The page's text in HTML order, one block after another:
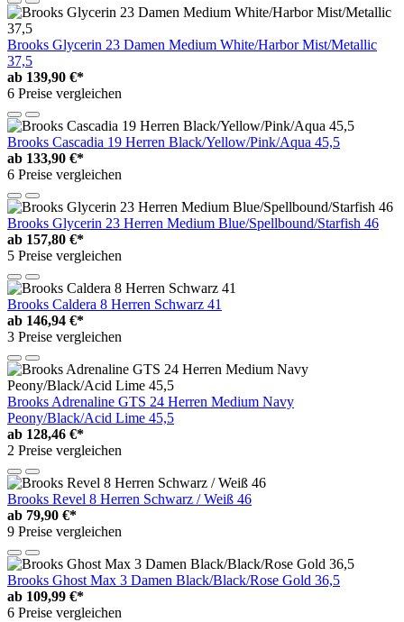
Brooks Glycerin 23 Damen Medium White/Harbor Mist/Metallic
37,5
ab 139,90 €*
6 Preise vergleichen
Brooks Cascadia 19 Herren Black/Yellow/Pink/Aqua 45,5
ab 133,90 €*
6 Preise vergleichen
Brooks Glycerin 23 Herren Medium Blue/Spellbound/Starfish 46
ab 157,80 €*
5 Preise vergleichen
Brooks Caldera 8 Herren Schwarz 41
ab 146,94 €*
3 Preise vergleichen
Brooks Adrenaline GTS 24 Herren Medium Navy
Peony/Black/Acid Lime 45,5
ab 128,46 €*
2 Preise vergleichen
Brooks Revel 8 Herren Schwarz / Weiß 46
ab 79,90 €*
9 Preise vergleichen
Brooks Ghost Max 3 Damen Black/Black/Rose Gold 36,5
ab 109,99 €*
6 Preise vergleichen